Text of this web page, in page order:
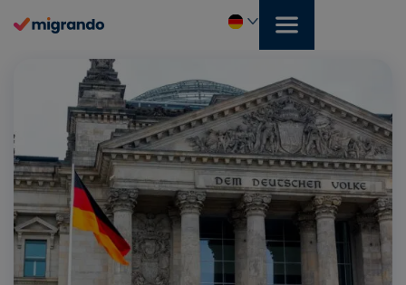
Inhalt
Deutsch